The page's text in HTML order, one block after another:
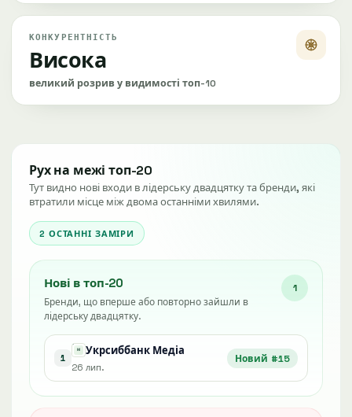
КОНКУРЕНТНІСТЬ
Висока
великий розрив у видимості топ-10
Рух на межі топ-20
Тут видно нові входи в лідерську двадцятку та бренди, які
втратили місце між двома останніми хвилями.
2 ОСТАННІ ЗАМІРИ
Нові в топ-20
Бренди, що вперше або повторно зайшли в
лідерську двадцятку.
1
1
Укрсиббанк Медіа
26 лип.
Новий #15